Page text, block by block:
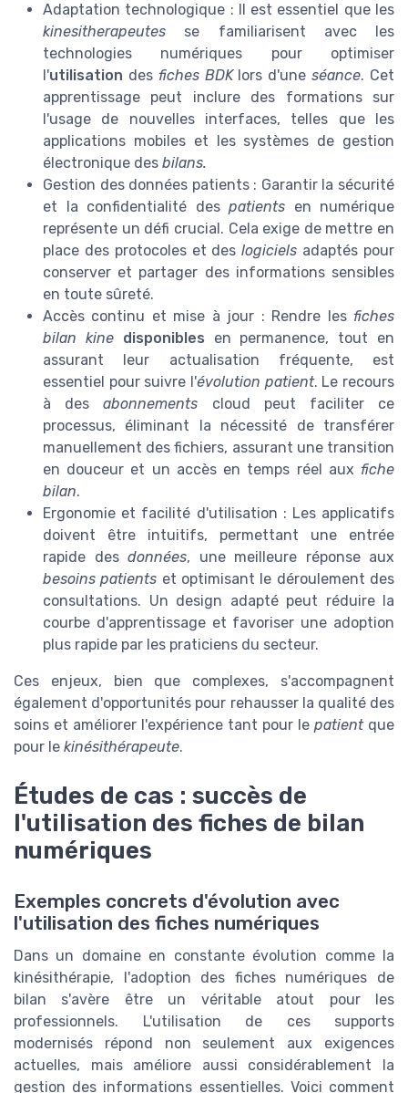
Adaptation technologique : Il est essentiel que les
kinesitherapeutes se familiarisent avec les
technologies numériques pour optimiser
l'utilisation des fiches BDKlors d'uneséance. Cet
apprentissage peut inclure des formations sur
l'usage de nouvelles interfaces, telles que les
applications mobiles et les systèmes de gestion
électronique des bilans.
Gestion des données patients : Garantir la sécurité
et la confidentialité des patients en numérique
représente un défi crucial. Cela exige de mettre en
place des protocoles et deslogiciels adaptés pour
conserver et partager des informations sensibles
en toute sûreté.
Accès continu et mise à jour : Rendre les fiches
bilan kine disponibles en permanence, tout en
assurant leur actualisation fréquente, est
essentiel pour suivre l'évolution patient. Le recours
à desabonnements cloud peut faciliter ce
processus, éliminant la nécessité de transférer
manuellement des fichiers, assurant une transition
en douceur et un accès en temps réel aux fiche
bilan.
Ergonomie et facilité d'utilisation : Les applicatifs
doivent être intuitifs, permettant une entrée
rapide des données, une meilleure réponse aux
besoins patients et optimisant le déroulement des
consultations. Un design adapté peut réduire la
courbe d'apprentissage et favoriser une adoption
plus rapide par les praticiens du secteur.
Ces enjeux, bien que complexes, s'accompagnent
également d'opportunités pour rehausser la qualité des
soins et améliorer l'expérience tant pour le patientque
pour le kinésithérapeute.
Études de cas : succès de
l'utilisation des fiches de bilan
numériques
Exemples concrets d'évolution avec
l'utilisation des fiches numériques
Dans un domaine en constante évolution comme la
kinésithérapie, l'adoption des fiches numériques de
bilan s'avère être un véritable atout pour les
professionnels. L'utilisation de ces supports
modernisés répond non seulement aux exigences
actuelles, mais améliore aussi considérablement la
gestion des informations essentielles. Voici comment